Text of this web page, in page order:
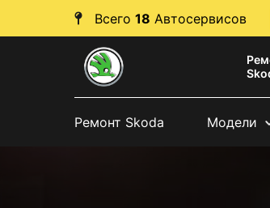
Всего 18 Автосервисов
Ремонт Skoda Модели